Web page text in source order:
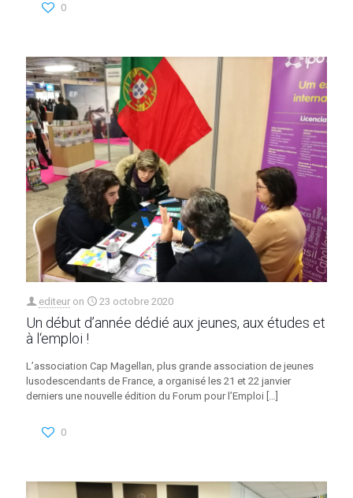
0
editeur on 23 octobre 2020
Un début d’année dédié aux jeunes, aux études et
à l‘emploi !
L’association Cap Magellan, plus grande association de jeunes
lusodescendants de France, a organisé les 21 et 22 janvier
derniers une nouvelle édition du Forum pour l’Emploi […]
0